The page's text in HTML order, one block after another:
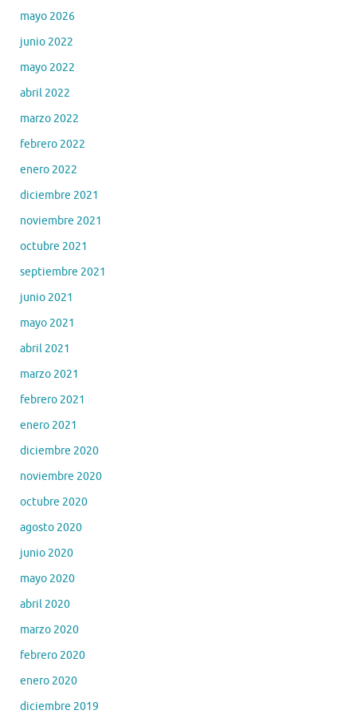
mayo 2026
junio 2022
mayo 2022
abril 2022
marzo 2022
febrero 2022
enero 2022
diciembre 2021
noviembre 2021
octubre 2021
septiembre 2021
junio 2021
mayo 2021
abril 2021
marzo 2021
febrero 2021
enero 2021
diciembre 2020
noviembre 2020
octubre 2020
agosto 2020
junio 2020
mayo 2020
abril 2020
marzo 2020
febrero 2020
enero 2020
diciembre 2019